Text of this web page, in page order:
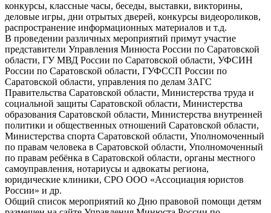
конкурсы, классные часы, беседы, выставки, викторины,
деловые игры, дни отрытых дверей, конкурсы видеороликов,
распространение информационных материалов и т.д.
В проведении различных мероприятий примут участие
представители Управления Минюста России по Саратовской
области, ГУ МВД России по Саратовской области, УФСИН
России по Саратовской области, ГУФССП России по
Саратовской области, управления по делам ЗАГС
Правительства Саратовской области, Министерства труда и
социальной защиты Саратовской области, Министерства
образования Саратовской области, Министерства внутренней
политики и общественных отношений Саратовской области,
Министерства спорта Саратовской области, Уполномоченный
по правам человека в Саратовской области, Уполномоченный
по правам ребёнка в Саратовской области, органы местного
самоуправления, нотариусы и адвокаты региона,
юридические клиники, СРО ООО «Ассоциация юристов
России» и др.
Общий список мероприятий ко Дню правовой помощи детям